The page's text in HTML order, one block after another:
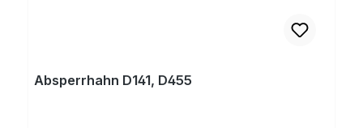
Absperrhahn D141, D455